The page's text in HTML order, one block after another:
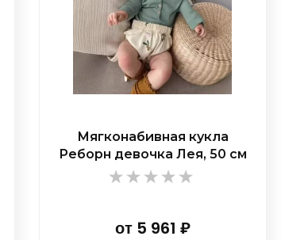
Мягконабивная кукла
Реборн девочка Лея, 50 см
от5 961 ₽